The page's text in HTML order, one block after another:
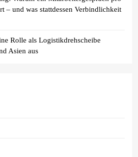
– und was stattdessen Verbindlichkeit
Rolle als Logistikdrehscheibe
Asien aus